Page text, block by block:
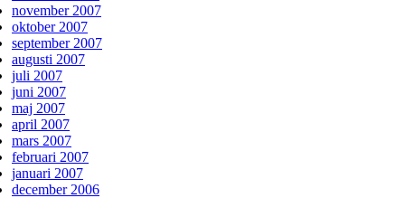
november 2007
oktober 2007
september 2007
augusti 2007
juli 2007
juni 2007
maj 2007
april 2007
mars 2007
februari 2007
januari 2007
december 2006